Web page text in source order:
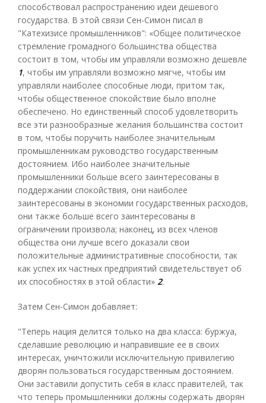
способствовал распространению идеи дешевого
государства. В этой связи Сен-Симон писал в
"Катехизисе промышленников": «Общее политическое
стремление громадного большинства общества
состоит в том, чтобы им управляли возможно дешевле
1, чтобы им управляли возможно мягче, чтобы им
управляли наиболее способные люди, притом так,
чтобы общественное спокойствие было вполне
обеспечено. Но единственный способ удовлетворить
все эти разнообразные желания большинства состоит
в том, чтобы поручить наиболее значительным
промышленникам руководство государственным
достоянием. Ибо наиболее значительные
промышленники больше всего заинтересованы в
поддержании спокойствия, они наиболее
заинтересованы в экономии государственных расходов,
они также больше всего заинтересованы в
ограничении произвола; наконец, из всех членов
общества они лучше всего доказали свои
положительные административные способности, так
как успех их частных предприятий свидетельствует об
их способностях в этой области» 2.
Затем Сен-Симон добавляет:
"Теперь нация делится только на два класса: буржуа,
сделавшие революцию и направившие ее в своих
интересах, уничтожили исключительную привилегию
дворян пользоваться государственным достоянием.
Они заставили допустить себя в класс правителей, так
что теперь промышленники должны содержать дворян